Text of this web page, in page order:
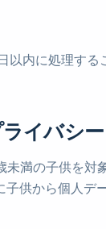
以内に処理する
イバシー
未満の子供を対
子供から個人デ